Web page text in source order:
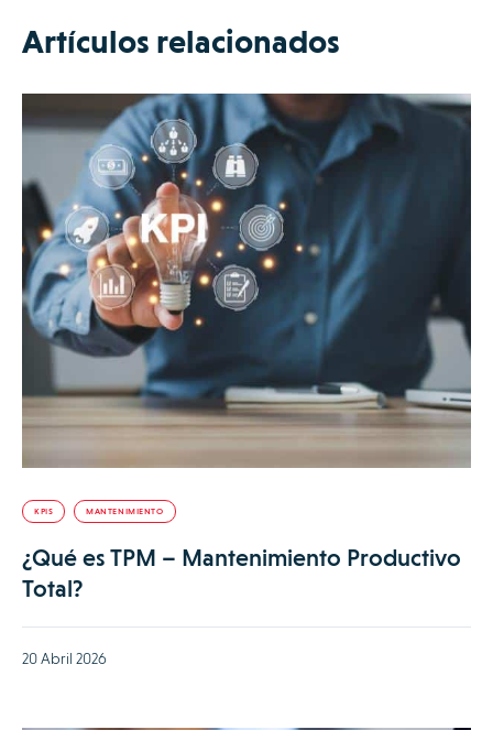
Artículos relacionados
KPIS MANTENIMIENTO
¿Qué es TPM – Mantenimiento Productivo
Total?
20 Abril 2026